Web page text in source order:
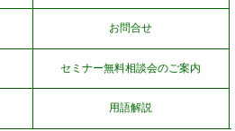
お問合せ
セミナー無料相談会のご案内
用語解説